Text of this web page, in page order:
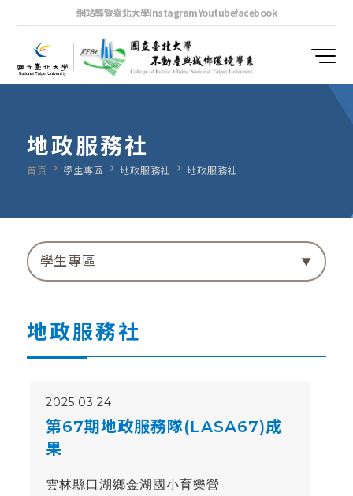
網站導覽臺北大學InstagramYoutubefacebook
地政服務社
首頁 navigate_next 學生專區 navigate_next 地政服務社 navigate_next 地政服務社
學生專區
地政服務社
2025.03.24
第67期地政服務隊(LASA67)成
果
雲林縣口湖鄉金湖國小育樂營